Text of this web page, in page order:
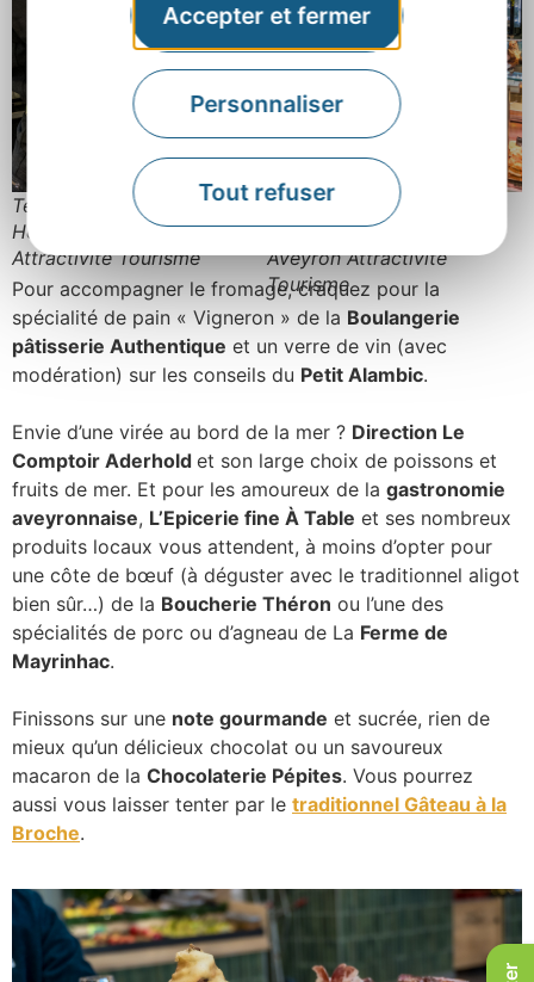
Accepter et fermer
Personnaliser
Tout refuser
Terres Fromagères © M.
Hennessy – Aveyron
Attractivité Tourisme
Boucherie, Charcuterie
Théron © M. Hennessy –
Aveyron Attractivité
Tourisme
Pour accompagner le fromage, craquez pour la
spécialité de pain « Vigneron » de la Boulangerie
pâtisserie Authentique et un verre de vin (avec
modération) sur les conseils du Petit Alambic.
Envie d’une virée au bord de la mer ? Direction Le
Comptoir Aderhold et son large choix de poissons et
fruits de mer. Et pour les amoureux de la gastronomie
aveyronnaise, L’Epicerie fine À Table et ses nombreux
produits locaux vous attendent, à moins d’opter pour
une côte de bœuf (à déguster avec le traditionnel aligot
bien sûr…) de la Boucherie Théron ou l’une des
spécialités de porc ou d’agneau de La Ferme de
Mayrinhac.
Finissons sur une note gourmande et sucrée, rien de
mieux qu’un délicieux chocolat ou un savoureux
macaron de la Chocolaterie Pépites. Vous pourrez
aussi vous laisser tenter par le traditionnel Gâteau à la
Broche.